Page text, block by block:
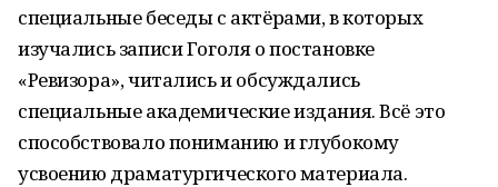
специальные беседы с актёрами, в которых
изучались записи Гоголя о постановке
«Ревизора», читались и обсуждались
специальные академические издания. Всё это
способствовало пониманию и глубокому
усвоению драматургического материала.